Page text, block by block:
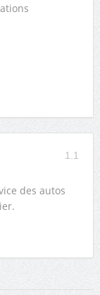
1.1
des autos